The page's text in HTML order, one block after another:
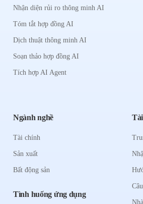
Nhận diện rủi ro thông minh AI
Tóm tắt hợp đồng AI
Dịch thuật thông minh AI
Soạn thảo hợp đồng AI
Tích hợp AI Agent
Ngành nghề
Tài chính
Sản xuất
Bất động sản
Tình huống ứng dụng